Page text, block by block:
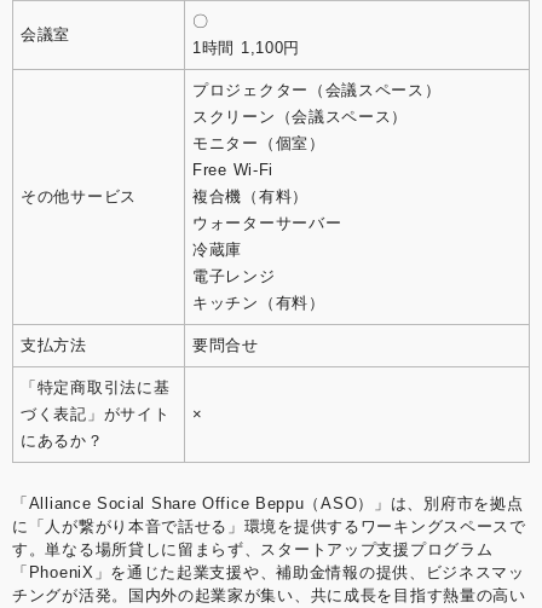
会議室
〇
1時間 1,100円
その他サービス
プロジェクター（会議スペース）
スクリーン（会議スペース）
モニター（個室）
Free Wi-Fi
複合機（有料）
ウォーターサーバー
冷蔵庫
電子レンジ
キッチン（有料）
支払方法 要問合せ
「特定商取引法に基
づく表記」がサイト
にあるか？
×
「Alliance Social Share Office Beppu（ASO）」は、別府市を拠点
に「人が繋がり本音で話せる」環境を提供するワーキングスペースで
す。単なる場所貸しに留まらず、スタートアップ支援プログラム
「PhoeniX」を通じた起業支援や、補助金情報の提供、ビジネスマッ
チングが活発。国内外の起業家が集い、共に成長を目指す熱量の高い